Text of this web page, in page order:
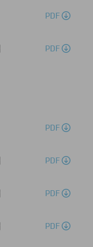
PDF
PDF
PDF
PDF
PDF
PDF